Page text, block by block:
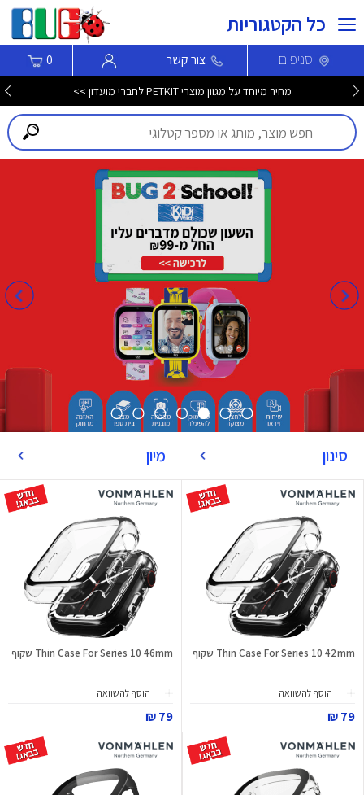
כל הקטגוריות
סניפים צור קשר 0
מחיר מיוחד על מגוון מוצרי PETKIT לחברי מועדון >>
סינון מיון
Thin Case For Series 10 42mm שקוף
הוסף להשוואה
79 ₪
Thin Case For Series 10 46mm שקוף
הוסף להשוואה
79 ₪